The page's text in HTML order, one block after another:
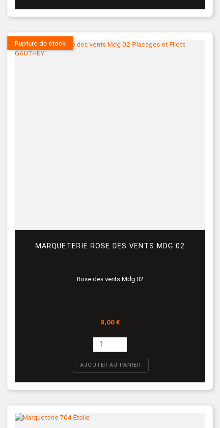
MARQUETERIE ROSE DES VENTS MDG 02
Rose des vents Mdg 02
Prix
8,00 €
AJOUTER AU PANIER
Rupture de stock